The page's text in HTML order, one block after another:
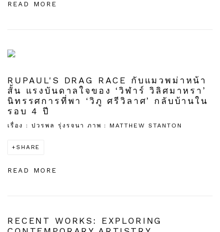
READ MORE
RUPAUL'S DRAG RACE กับแมวพม่าหน้า
สั้น แรงบันดาลใจของ ‘วิฬาร์ วิลิศมาหรา’
นิทรรศการที่พา ‘วิภู ศรีวิลาศ’ กลับบ้านใน
รอบ 4 ปี
เรื่อง : ปวรพล รุ่งรจนา ภาพ : MATTHEW STANTON
SHARE
READ MORE
RECENT WORKS: EXPLORING